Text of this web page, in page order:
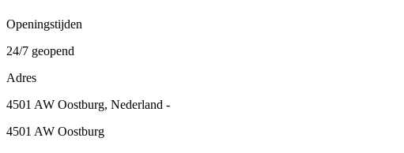
Openingstijden
24/7 geopend
Adres
4501 AW Oostburg, Nederland -
4501 AW Oostburg